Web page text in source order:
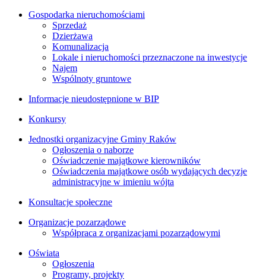
Gospodarka nieruchomościami
Sprzedaż
Dzierżawa
Komunalizacja
Lokale i nieruchomości przeznaczone na inwestycje
Najem
Wspólnoty gruntowe
Informacje nieudostępnione w BIP
Konkursy
Jednostki organizacyjne Gminy Raków
Ogłoszenia o naborze
Oświadczenie majątkowe kierowników
Oświadczenia majątkowe osób wydających decyzje
administracyjne w imieniu wójta
Konsultacje społeczne
Organizacje pozarządowe
Współpraca z organizacjami pozarządowymi
Oświata
Ogłoszenia
Programy, projekty